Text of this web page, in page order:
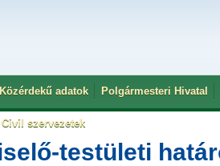
Közérdekű adatok Polgármesteri Hivatal
Civil szervezetek
testületi